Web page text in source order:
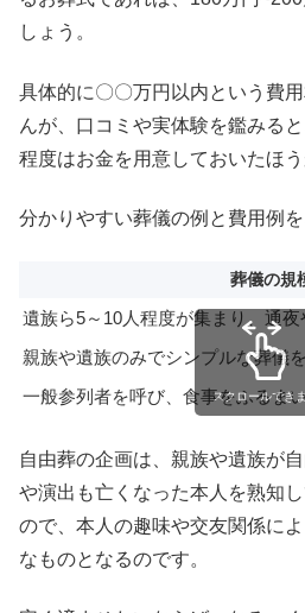
しょう。
具体的に〇〇万円以内という費
んが、口コミや実体験を鑑みる
程度はお金を用意しておいたほう
分かりやすい葬儀の例と費用例を
葬儀の規
遺族ら5～10人程度が集まり、通
親族や遺族のみでシンプルな葬儀
一般参列者を呼び、食事をふるま
スクロールでき
自由葬の企画は、親族や遺族が
や演出も亡くなった本人を熟知
ので、本人の趣味や交友関係に
なものとなるのです。